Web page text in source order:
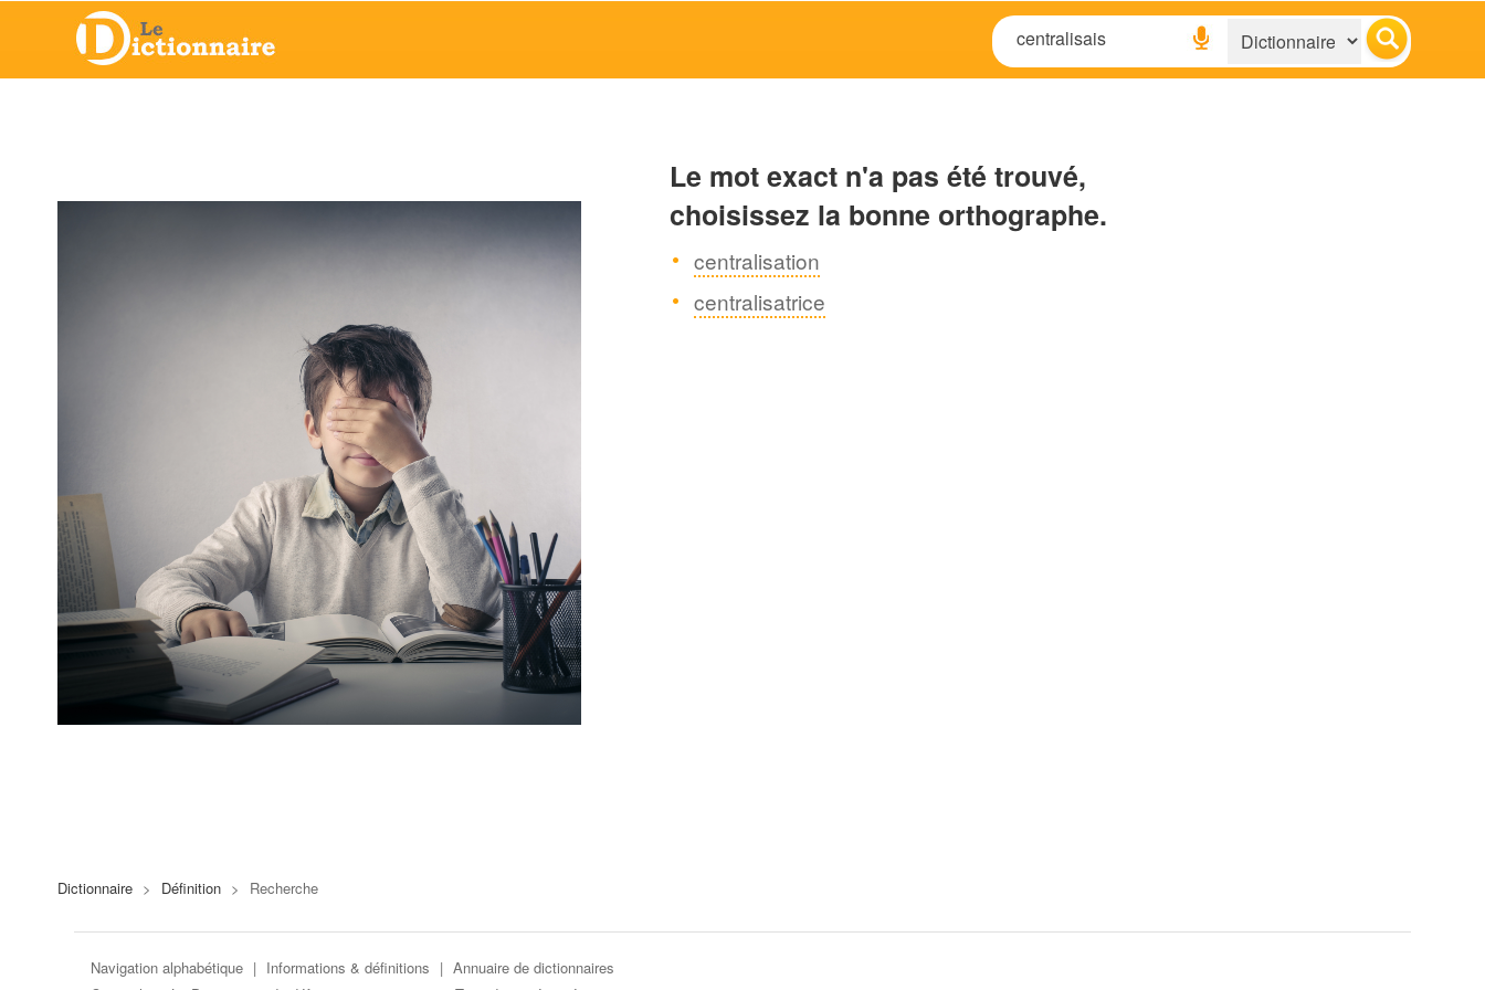
Le mot exact n'a pas été trouvé,
choisissez la bonne orthographe.
centralisation
centralisatrice
Dictionnaire > Définition > Recherche
Navigation alphabétique | Informations & définitions | Annuaire de dictionnaires